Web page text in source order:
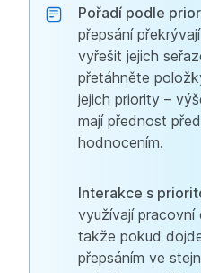
Pořadí podle
přepsání
vyřešit jejich
přetáhněte
jejich priority –
mají přednost
hodnocením.
Interakce s
využívají
takže pokud
přepsáním ve